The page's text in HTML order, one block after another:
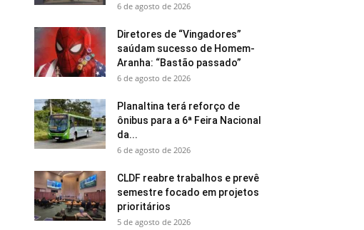
6 de agosto de 2026
Diretores de “Vingadores”
saúdam sucesso de Homem-
Aranha: “Bastão passado”
6 de agosto de 2026
Planaltina terá reforço de
ônibus para a 6ª Feira Nacional
da...
6 de agosto de 2026
CLDF reabre trabalhos e prevê
semestre focado em projetos
prioritários
5 de agosto de 2026